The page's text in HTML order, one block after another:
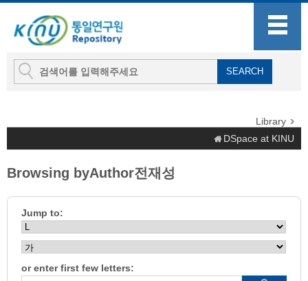
Library
DSpace at KINU
Browsing byAuthor전재성
Jump to:
or enter first few letters: